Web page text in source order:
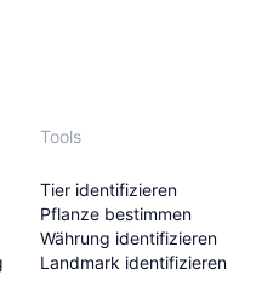
Tools
Tier identifizieren
Pflanze bestimmen
Währung identifizieren
Landmark identifizieren